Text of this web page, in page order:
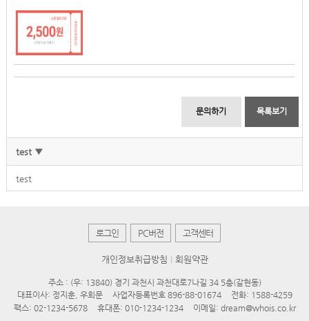
목록보기
문의하기
test ▼
test
로그인 PC버전 고객센터
개인정보취급방침 회원약관
주소 : (우: 13840) 경기 과천시 과천대로7나길 34 5층(갈현동)
대표이사: 정지훈, 우희문
사업자등록번호 896-88-01674
전화: 1588-4259
팩스: 02-1234-5678
휴대폰: 010-1234-1234 이메일: dream@whois.co.kr